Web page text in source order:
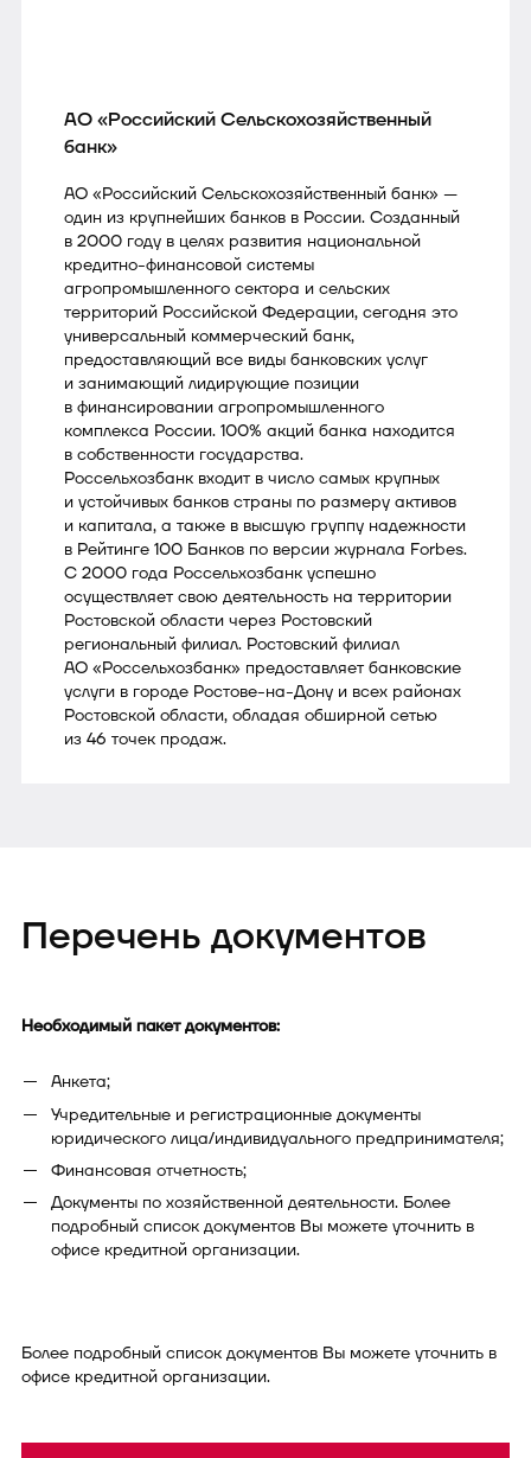
АО «Российский Сельскохозяйственный
банк»
АО «Российский Сельскохозяйственный банк» —
один из крупнейших банков в России. Созданный
в 2000 году в целях развития национальной
кредитно-финансовой системы
агропромышленного сектора и сельских
территорий Российской Федерации, сегодня это
универсальный коммерческий банк,
предоставляющий все виды банковских услуг
и занимающий лидирующие позиции
в финансировании агропромышленного
комплекса России. 100% акций банка находится
в собственности государства.
Россельхозбанк входит в число самых крупных
и устойчивых банков страны по размеру активов
и капитала, а также в высшую группу надежности
в Рейтинге 100 Банков по версии журнала Forbes.
С 2000 года Россельхозбанк успешно
осуществляет свою деятельность на территории
Ростовской области через Ростовский
региональный филиал. Ростовский филиал
АО «Россельхозбанк» предоставляет банковские
услуги в городе Ростове-на-Дону и всех районах
Ростовской области, обладая обширной сетью
из 46 точек продаж.
Перечень документов
Необходимый пакет документов:
Анкета;
Учредительные и регистрационные документы
юридического лица/индивидуального предпринимателя;
Финансовая отчетность;
Документы по хозяйственной деятельности. Более
подробный список документов Вы можете уточнить в
офисе кредитной организации.
Более подробный список документов Вы можете уточнить в
офисе кредитной организации.